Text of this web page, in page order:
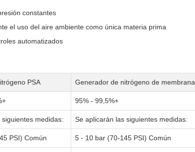
constantes
el uso del aire ambiente como única materia prima
automatizados
PSA Generador de nitrógeno de membrana
95% - 99,5%+
medidas: Se aplicarán las siguientes medidas:
PSI) Común 5 - 10 bar (70-145 PSI) Común